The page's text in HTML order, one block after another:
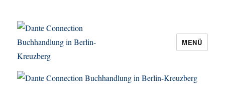
Dante Connection Buchhandlung in
MENÜ